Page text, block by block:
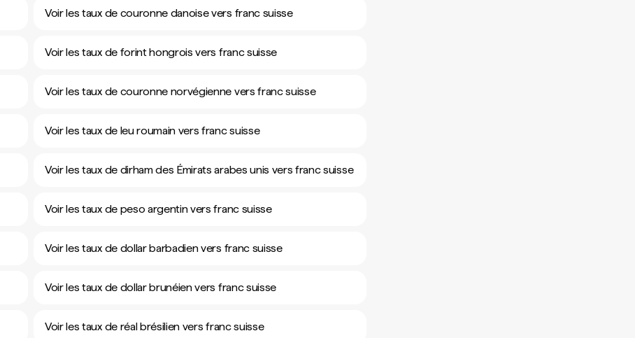
Voir les taux de couronne danoise vers franc suisse
Voir les taux de forint hongrois vers franc suisse
Voir les taux de couronne norvégienne vers franc suisse
Voir les taux de leu roumain vers franc suisse
Voir les taux de dirham des Émirats arabes unis vers franc suisse
Voir les taux de peso argentin vers franc suisse
Voir les taux de dollar barbadien vers franc suisse
Voir les taux de dollar brunéien vers franc suisse
Voir les taux de réal brésilien vers franc suisse